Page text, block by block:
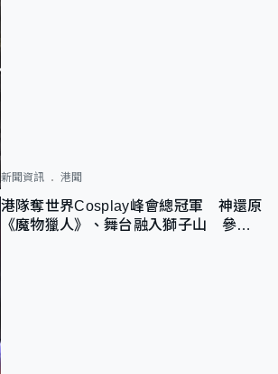
新聞資訊 港聞
港隊奪世界Cosplay峰會總冠軍 神還原
《魔物獵人》、舞台融入獅子山 參賽